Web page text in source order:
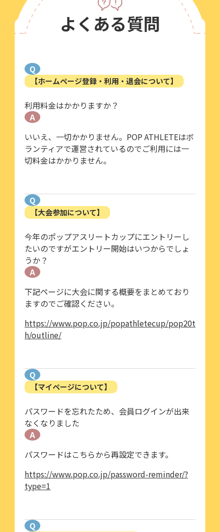
よくある質問
Q
【ホームページ登録・利用・退会について】
利用料金はかかりますか？
A
いいえ、一切かかりません。POP ATHLETEはボ
ランティアで運営されているのでご利用には一
切料金はかかりません。
Q
【大会参加について】
今年のポップアスリートカップにエントリーし
たいのですがエントリー開始はいつからでしょ
うか？
A
下記ページに大会に関する概要をまとめており
ますのでご確認ください。
https://www.pop.co.jp/popathletecup/pop20t
h/outline/
Q
【マイページについて】
パスワードを忘れたため、会員ログインが出来
なくなりました
A
パスワードはこちらから再設定できます。
https://www.pop.co.jp/password-reminder/?
type=1
Q